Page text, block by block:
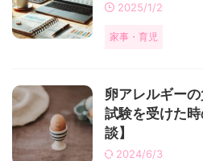
2025/1/2
家事・育児
卵アレルギー
試験を受けた
談】
2024/6/3